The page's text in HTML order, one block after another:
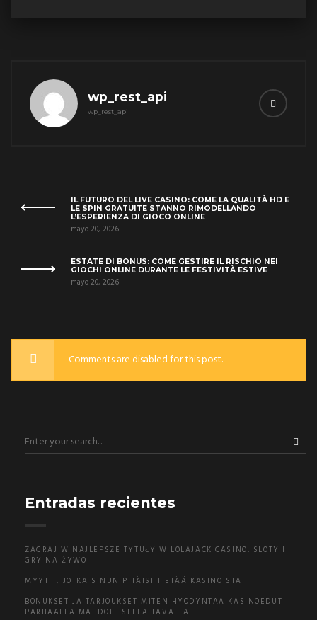
wp_rest_api
wp_rest_api
IL FUTURO DEL LIVE CASINO: COME LA QUALITÀ HD E
LE SPIN GRATUITE STANNO RIMODELLANDO
L’ESPERIENZA DI GIOCO ONLINE
mayo 20, 2026
ESTATE DI BONUS: COME GESTIRE IL RISCHIO NEI
GIOCHI ONLINE DURANTE LE FESTIVITÀ ESTIVE
mayo 20, 2026
Comments are disabled for this post.
Entradas recientes
ZAGRAJ W NAJLEPSZE TYTUŁY W LOLAJACK CASINO: SLOTY I
GRY NA ŻYWO
MYYTIT, JOTKA SINUN PITÄISI TIETÄÄ KASINOISTA
BONUKSET JA TARJOUKSET MITEN HYÖDYNTÄÄ KASINOEDUT
PARHAALLA MAHDOLLISELLA TAVALLA